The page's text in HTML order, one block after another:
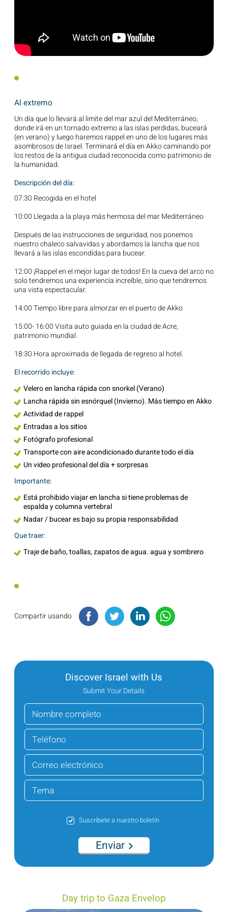
Al extremo
Un día que lo llevará al limite del mar azul del Mediterráneo,
donde irá en un tornado extremo a las islas perdidas, buceará
(en verano) y luego haremos rappel en uno de los lugares más
asombrosos de Israel. Terminará el día en Akko caminando por
los restos de la antigua ciudad reconocida como patrimonio de
la humanidad.
Descripción del día:
07:30 Recogida en el hotel
10:00 Llegada a la playa más hermosa del mar Mediterráneo
Después de las instrucciones de seguridad, nos ponemos
nuestro chaleco salvavidas y abordamos la lancha que nos
llevará a las islas escondidas para bucear.
12:00 ¡Rappel en el mejor lugar de todos! En la cueva del arco no
solo tendremos una experiencia increíble, sino que tendremos
una vista espectacular.
14:00 Tiempo libre para almorzar en el puerto de Akko
15:00- 16:00 Visita auto guiada en la ciudad de Acre,
patrimonio mundial.
18:30 Hora aproximada de llegada de regreso al hotel.
El recorrido incluye:
Velero en lancha rápida con snorkel (Verano)
Lancha rápida sin esnórquel (Invierno). Más tiempo en Akko
Actividad de rappel
Entradas a los sitios
Fotógrafo profesional
Transporte con aire acondicionado durante todo el día
Un video profesional del día + sorpresas
Importante:
Está prohibido viajar en lancha si tiene problemas de
espalda y columna vertebral
Nadar / bucear es bajo su propia responsabilidad
Que traer:
Traje de baño, toallas, zapatos de agua. agua y sombrero
Compartir usando
Discover Israel with Us
Submit Your Details
Suscríbete a nuestro boletín
Enviar
Day trip to Gaza Envelop